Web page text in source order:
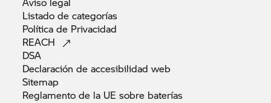
Listado decategorías
Política de Privacidad
REACH
DSA
Declaración de accesibilidadweb
Sitemap
Reglamento de la UE sobre baterías